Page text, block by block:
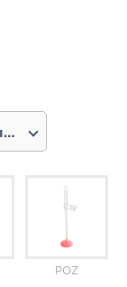
Μωβ (8,99€) - Σύντομα διαθέσιμο
ΡΟΖ